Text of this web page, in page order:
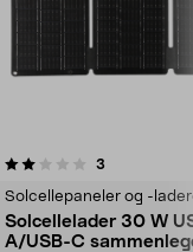
3
Solcellepaneler og -
Solcellelader 30 W
A/USB-C
4.0 av 5 stjerner